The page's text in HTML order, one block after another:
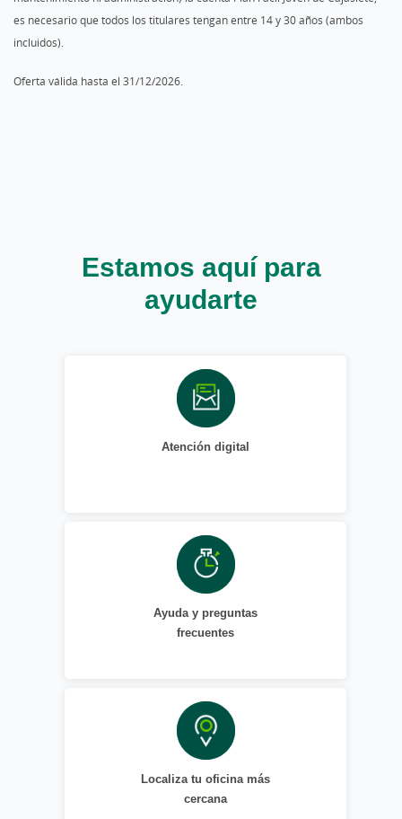
es necesario que todos los titulares tengan entre 14 y 30 años (ambos
incluidos).
Oferta válida hasta el 31/12/2026.
Estamos aquí para
ayudarte
Atención digital
Ayuda y preguntas
frecuentes
Localiza tu oficina más
cercana